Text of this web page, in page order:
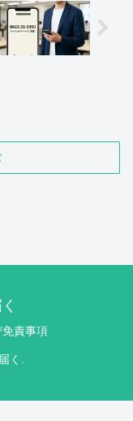
責事項
く.